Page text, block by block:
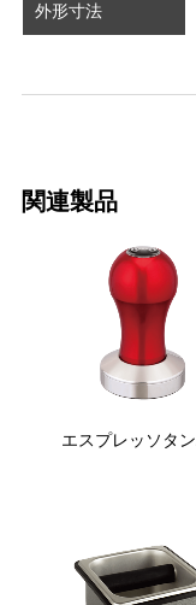
外形寸法
関連製品
エスプレッソタ